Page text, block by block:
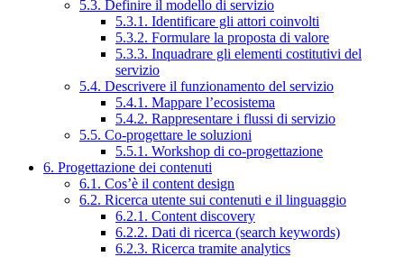
5.3. Definire il modello di servizio
5.3.1. Identificare gli attori coinvolti
5.3.2. Formulare la proposta di valore
5.3.3. Inquadrare gli elementi costitutivi del
servizio
5.4. Descrivere il funzionamento del servizio
5.4.1. Mappare l’ecosistema
5.4.2. Rappresentare i flussi di servizio
5.5. Co-progettare le soluzioni
5.5.1. Workshop di co-progettazione
6. Progettazione dei contenuti
6.1. Cos’è il content design
6.2. Ricerca utente sui contenuti e il linguaggio
6.2.1. Content discovery
6.2.2. Dati di ricerca (search keywords)
6.2.3. Ricerca tramite analytics